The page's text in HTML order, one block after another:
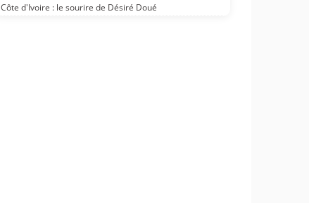
Côte d'Ivoire : le sourire de Désiré Doué